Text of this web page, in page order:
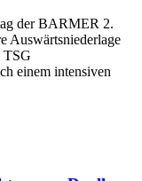
der BARMER 2.
Auswärtsniederlage
TSG
einem intensiven